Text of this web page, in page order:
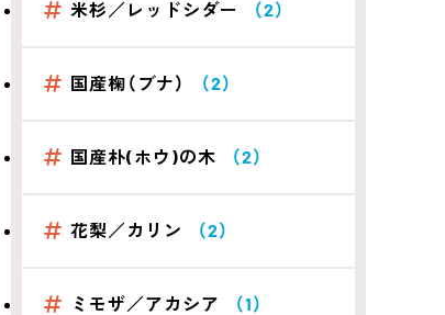
米杉／レッドシダー （2）
国産椈（ブナ） （2）
国産朴(ホウ)の木 （2）
花梨／カリン （2）
ミモザ／アカシア （1）